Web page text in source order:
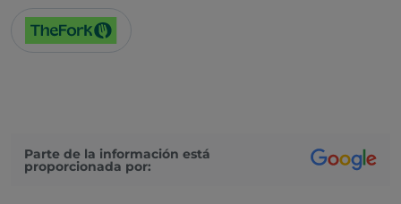
Parte de la información está
proporcionada por: